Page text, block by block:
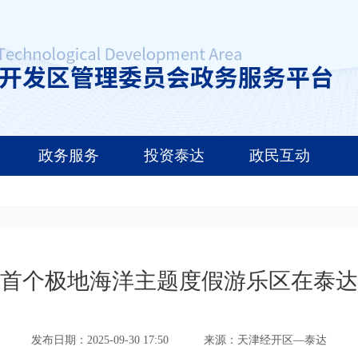
政务服务 投资泰达 政民互动
个极地海洋主题度假游乐区在泰
发布日期：2025-09-30 17:50 来源：天津经开区—泰达